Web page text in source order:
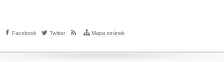
Facebook Twitter Mapa stránek